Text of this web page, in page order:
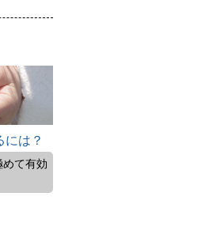
には？
て有効